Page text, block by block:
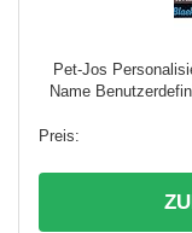
Pet-Jos
Name